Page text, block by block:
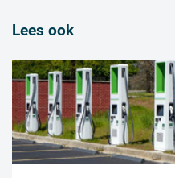
Lees ook